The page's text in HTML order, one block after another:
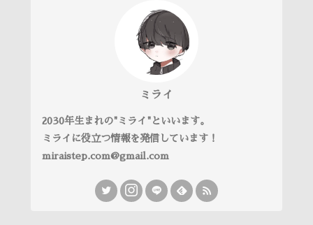
ミライ
2030年生まれの"ミライ"といいます。
ミライに役立つ情報を発信しています！
miraistep.com@gmail.com